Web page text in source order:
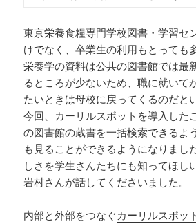
東京栄養食糧専門学校図書・学習セ
けでなく、卒業生の利用もとっても
栄養学の資料は公共の図書館では最
るところが少ないため、職に就いて
たいときは母校に戻ってくるのだと
今回、カーリルスポットを導入した
の図書館の蔵書を一括検索できるよ
も見ることができるようになりまし
しさを学生さんたちにも知ってほし
岩村さんが話してくださいました。
内部と外部をつなぐカーリルスポッ